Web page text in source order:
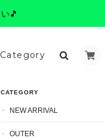
🎵
Category
CATEGORY
NEW ARRIVAL
OUTER